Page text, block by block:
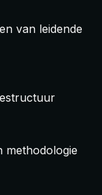
van leidende
methodologie